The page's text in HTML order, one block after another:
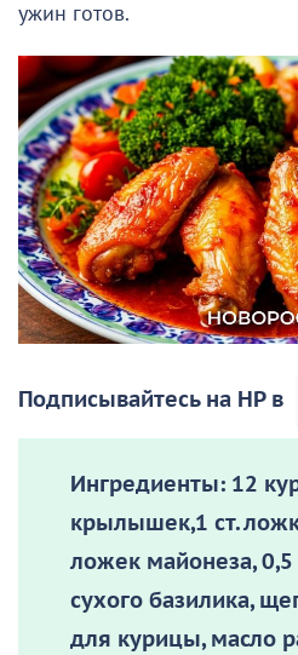
ужин готов.
Подписывайтесь на НР в
Ингредиенты: 12
крылышек,1 ст.
ложек майонеза, 0,5
сухого базилика,
для курицы, масло